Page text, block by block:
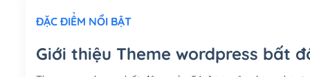
ĐẶC ĐIỂM NỔI BẬT
Giới thiệu Theme wordpress bất